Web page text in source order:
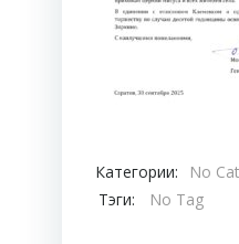
Категории:
No
Тэги:
No Tag